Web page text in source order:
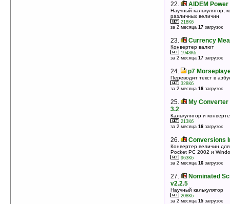
22. AIDEM
Научный калькулятор,
различных величин
218Кб
за 2 месяца 17 загрузок
23. Currency
Конвертер валют
1948Кб
за 2 месяца 17 загрузок
24. p7
Переводит текст в
328Кб
за 2 месяца 16 загрузок
25.
My
3.2
Калькулятор и
213Кб
за 2 месяца 16 загрузок
26. Conversions
Конвертер величин
Pocket PC 2002 и
963Кб
за 2 месяца 16 загрузок
27.
Nominated
v2.2.5
Научный калькулятор
208Кб
за 2 месяца 15 загрузок